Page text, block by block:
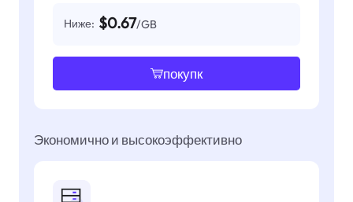
Ниже: $0.67/GB
покупк
Экономично и высокоэффективно